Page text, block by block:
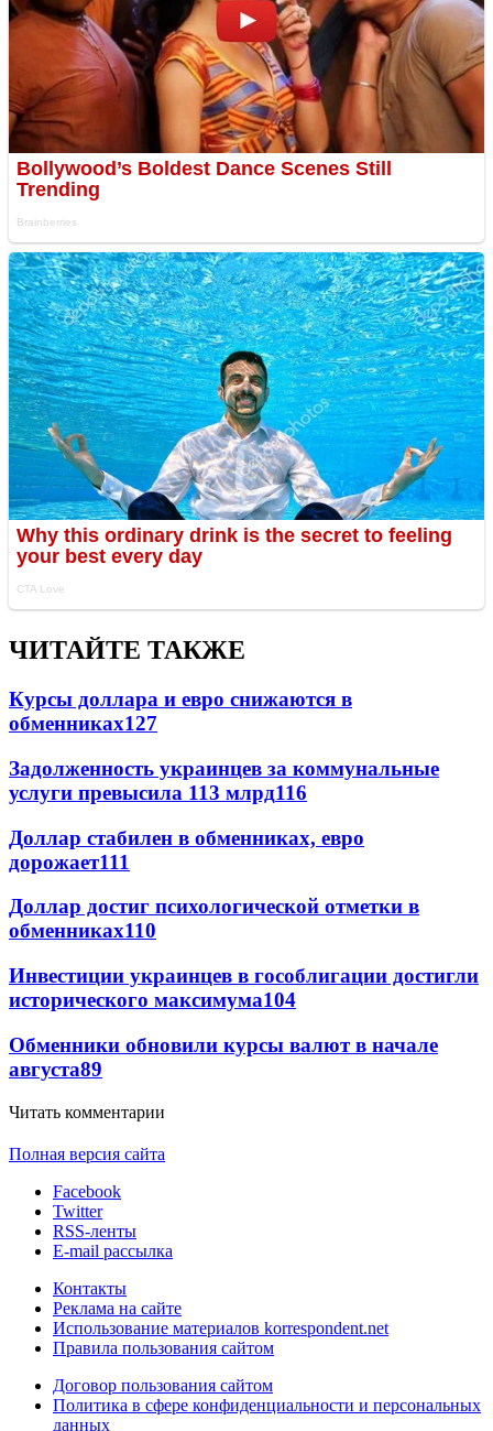
ЧИТАЙТЕ ТАКЖЕ
Курсы доллара и евро снижаются в
обменниках127
Задолженность украинцев за коммунальные
услуги превысила 113 млрд116
Доллар стабилен в обменниках, евро
дорожает111
Доллар достиг психологической отметки в
обменниках110
Инвестиции украинцев в гособлигации достигли
исторического максимума104
Обменники обновили курсы валют в начале
августа89
Читать комментарии
Полная версия сайта
Facebook
Twitter
RSS-ленты
E-mail рассылка
Контакты
Реклама на сайте
Использование материалов korrespondent.net
Правила пользования сайтом
Договор пользования сайтом
Политика в сфере конфиденциальности и персональных
данных